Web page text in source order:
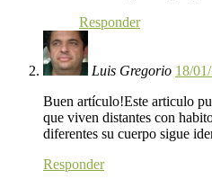
Responder
Luis Gregorio 18/
Buen artículo!Este articulo
que viven distantes con
diferentes su cuerpo sigue
Responder